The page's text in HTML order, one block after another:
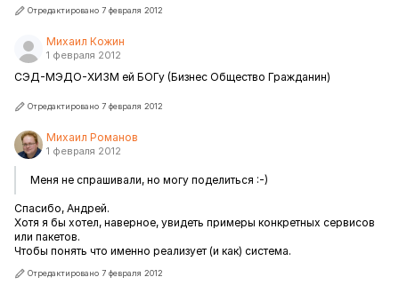
Отредактировано 7 февраля 2012
Михаил Кожин
1 февраля 2012
СЭД-МЭДО-ХИЗМ ей БОГу (Бизнес Общество Гражданин)
Отредактировано 7 февраля 2012
Михаил Романов
1 февраля 2012
Меня не спрашивали, но могу поделиться :-)
Спасибо, Андрей.
Хотя я бы хотел, наверное, увидеть примеры конкретных сервисов
или пакетов.
Чтобы понять что именно реализует (и как) система.
Отредактировано 7 февраля 2012